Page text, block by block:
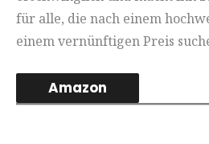
für alle, die nach einem
einem vernünftigen Preis
Amazon